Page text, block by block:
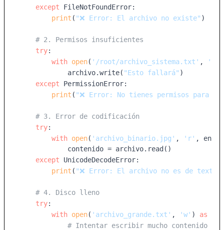
except FileNotFoundError:
print ( "❌ Error: El archivo no existe" )
# 2. Permisos insuficientes
try:
with open( '/root/archivo_sistema.txt' , 'w'
            archivo.write(
"Esto fallará" )
except PermissionError:
print ( "❌ Error: No tienes permisos para
# 3. Error de codificación
try:
with open( 'archivo_binario.jpg' , 'r' ,
            contenido = archivo.read()
except UnicodeDecodeError:
print ( "❌ Error: El archivo no es de
# 4. Disco lleno
try:
with open( 'archivo_grande.txt' , 'w' ) as
# Intentar escribir mucho contenido